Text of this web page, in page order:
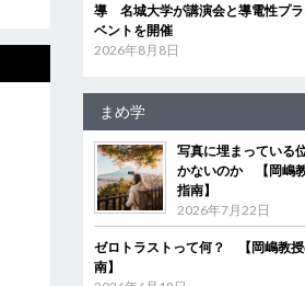
導 名城大学が講演会と導電性プラ
ベントを開催
2026年8月8日
まめ学
写真に埋まっている
かないのか 【岡嶋
指南】
2026年7月22日
ゼロトラストって何？ 【岡嶋教
南】